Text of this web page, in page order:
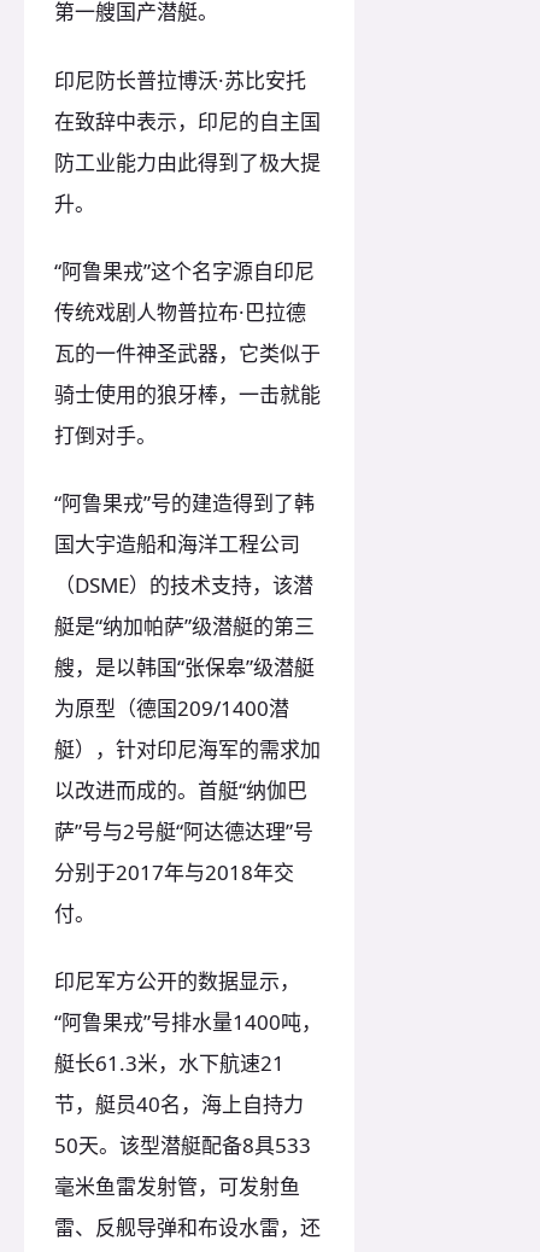
第一艘国产潜艇。
印尼防长普拉博沃·苏比安托
在致辞中表示，印尼的自主国
防工业能力由此得到了极大提
升。
“阿鲁果戎”这个名字源自印尼
传统戏剧人物普拉布·巴拉德
瓦的一件神圣武器，它类似于
骑士使用的狼牙棒，一击就能
打倒对手。
“阿鲁果戎”号的建造得到了韩
国大宇造船和海洋工程公司
（DSME）的技术支持，该潜
艇是“纳加帕萨”级潜艇的第三
艘，是以韩国“张保皋”级潜艇
为原型（德国209/1400潜
艇），针对印尼海军的需求加
以改进而成的。首艇“纳伽巴
萨”号与2号艇“阿达德达理”号
分别于2017年与2018年交
付。
印尼军方公开的数据显示，
“阿鲁果戎”号排水量1400吨，
艇长61.3米，水下航速21
节，艇员40名，海上自持力
50天。该型潜艇配备8具533
毫米鱼雷发射管，可发射鱼
雷、反舰导弹和布设水雷，还